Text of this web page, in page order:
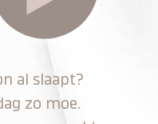
al slaapt?
zo moe.